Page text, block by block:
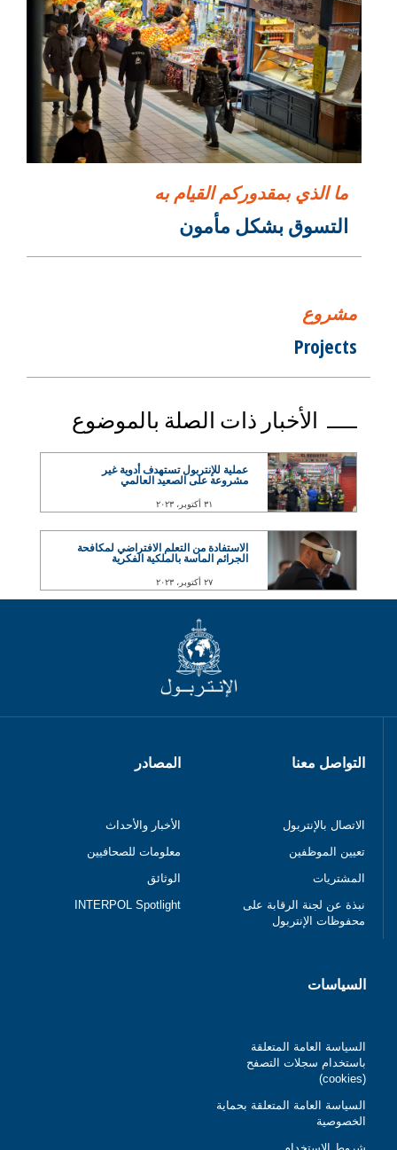
ما الذي بمقدوركم القيام به
التسوق بشكل مأمون
مشروع
Projects
الأخبار ذات الصلة بالموضوع
عملية للإنتربول تستهدف أدوية غير
مشروعة على الصعيد العالمي
٣١ أكتوبر، ٢٠٢٣
الاستفادة من التعلم الافتراضي لمكافحة
الجرائم الماسة بالملكية الفكرية
٢٧ أكتوبر، ٢٠٢٣
التواصل معنا
الاتصال بالإنتربول
تعيين الموظفين
المشتريات
نبذة عن لجنة الرقابة على
محفوظات الإنتربول
المصادر
الأخبار والأحداث
معلومات للصحافيين
الوثائق
INTERPOL Spotlight
السياسات
السياسة العامة المتعلقة
باستخدام سجلات التصفح
(cookies)
السياسة العامة المتعلقة بحماية
الخصوصية